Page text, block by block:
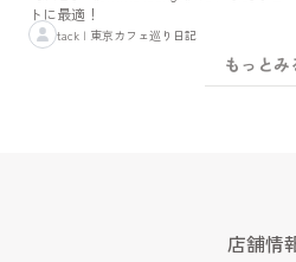
トに最適！
tack | 東京カフェ巡り日記
もっとみ
店舗情